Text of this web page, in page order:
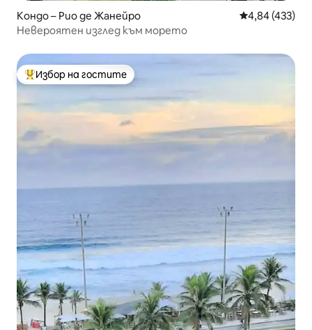
Кондо – Рио де Жанейро Средна
4,84 (433)
Невероятен изглед към морето
Най-популярен избор на гостите
Избор на гостите